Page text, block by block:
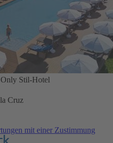
Stil-Hotel
Cruz
mit einer Zustimmung